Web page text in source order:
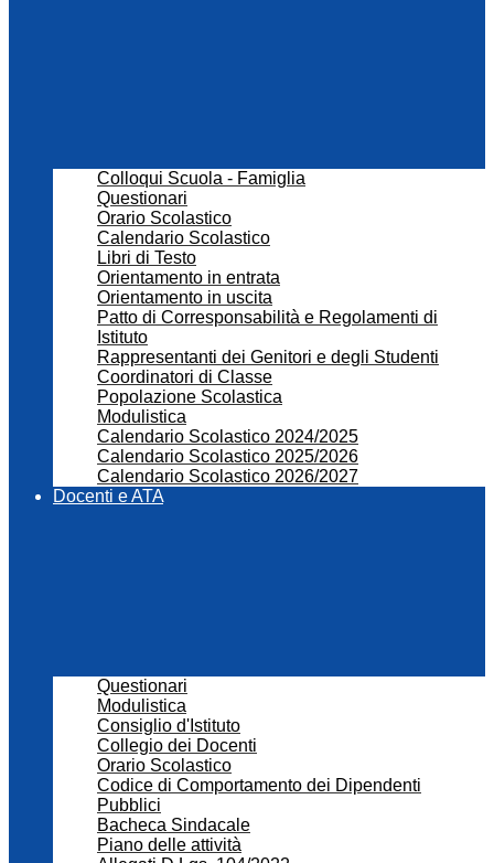
Colloqui Scuola - Famiglia
Questionari
Orario Scolastico
Calendario Scolastico
Libri di Testo
Orientamento in entrata
Orientamento in uscita
Patto di Corresponsabilità e Regolamenti di
Istituto
Rappresentanti dei Genitori e degli Studenti
Coordinatori di Classe
Popolazione Scolastica
Modulistica
Calendario Scolastico 2024/2025
Calendario Scolastico 2025/2026
Calendario Scolastico 2026/2027
Docenti e ATA
Questionari
Modulistica
Consiglio d'Istituto
Collegio dei Docenti
Orario Scolastico
Codice di Comportamento dei Dipendenti
Pubblici
Bacheca Sindacale
Piano delle attività